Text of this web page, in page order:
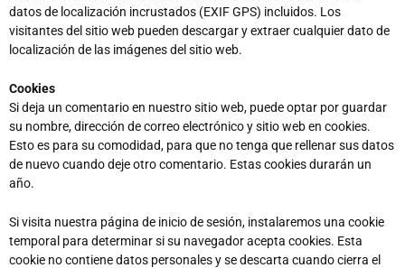
datos de localización incrustados (EXIF GPS) incluidos. Los
visitantes del sitio web pueden descargar y extraer cualquier dato de
localización de las imágenes del sitio web.
Cookies
Si deja un comentario en nuestro sitio web, puede optar por guardar
su nombre, dirección de correo electrónico y sitio web en cookies.
Esto es para su comodidad, para que no tenga que rellenar sus datos
de nuevo cuando deje otro comentario. Estas cookies durarán un
año.
Si visita nuestra página de inicio de sesión, instalaremos una cookie
temporal para determinar si su navegador acepta cookies. Esta
cookie no contiene datos personales y se descarta cuando cierra el